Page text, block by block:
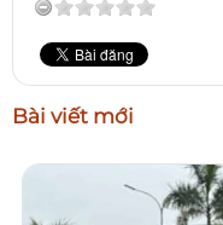
Bài viết mới